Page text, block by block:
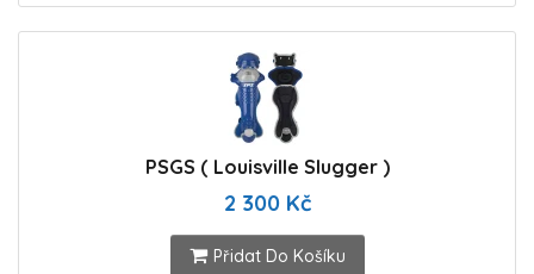
PSGS ( Louisville Slugger )
2 300 Kč
Přidat Do Košíku